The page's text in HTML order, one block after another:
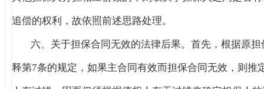
追偿的权利，故依照前述思路处理。
六、关于担保合同无效的法律后果。首先，根据原担
释第7条的规定，如果主合同有效而担保合同无效，则推